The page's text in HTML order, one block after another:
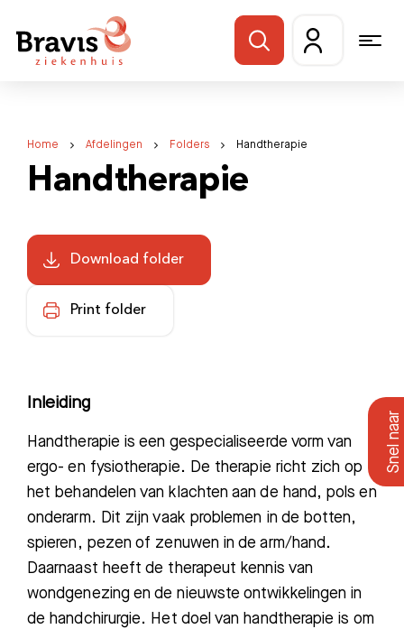
Home Afdelingen Folders Handtherapie
Handtherapie
Download folder
Print folder
Inleiding
Handtherapie is een gespecialiseerde vorm van
ergo- en fysiotherapie. De therapie richt zich op
het behandelen van klachten aan de hand, pols en
onderarm. Dit zijn vaak problemen in de botten,
spieren, pezen of zenuwen in de arm/hand.
Daarnaast heeft de therapeut kennis van
wondgenezing en de nieuwste ontwikkelingen in
de handchirurgie. Het doel van handtherapie is om